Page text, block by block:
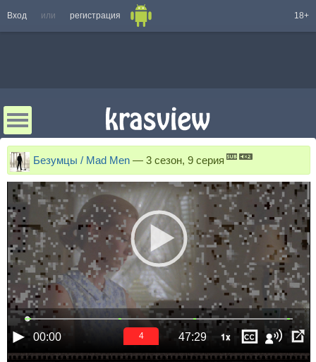
Вход или регистрация 18+
Безумцы / Mad Men — 3 сезон, 9 серия
00:00 47:29 1x
4